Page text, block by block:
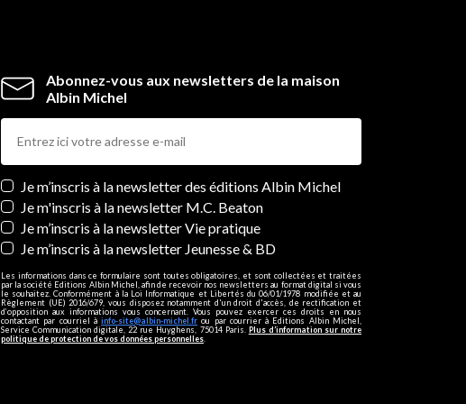
Abonnez-vous aux newsletters de la maison
Albin Michel
Newsletters
Je m’inscris à la newsletter des éditions Albin Michel
Je m'inscris à la newsletter M.C. Beaton
Je m’inscris à la newsletter Vie pratique
Je m’inscris à la newsletter Jeunesse & BD
Les informations dans ce formulaire sont toutes obligatoires, et sont collectées et traitées
par la société Editions Albin Michel, afin de recevoir nos newsletters au format digital si vous
le souhaitez. Conformément à la Loi Informatique et Libertés du 06/01/1978 modifiée et au
Règlement (UE) 2016/679, vous disposez notamment d'un droit d'accès, de rectification et
d’opposition aux informations vous concernant. Vous pouvez exercer ces droits en nous
contactant par courriel àinfo-site@albin-michel.fr ou par courrier à Editions Albin Michel,
Service Communication digitale, 22 rue Huyghens, 75014 Paris. Plus d’information sur notre
politique de protection de vos données personnelles